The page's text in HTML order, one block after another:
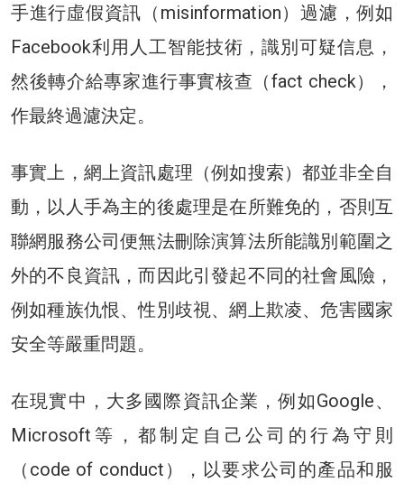
手進行虛假資訊（misinformation）過濾，例如
Facebook利用人工智能技術，識別可疑信息，
然後轉介給專家進行事實核查（fact check），
作最終過濾決定。
事實上，網上資訊處理（例如搜索）都並非全自
動，以人手為主的後處理是在所難免的，否則互
聯網服務公司便無法刪除演算法所能識別範圍之
外的不良資訊，而因此引發起不同的社會風險，
例如種族仇恨、性別歧視、網上欺凌、危害國家
安全等嚴重問題。
在現實中，大多國際資訊企業，例如Google、
Microsoft等，都制定自己公司的行為守則
（code of conduct），以要求公司的產品和服